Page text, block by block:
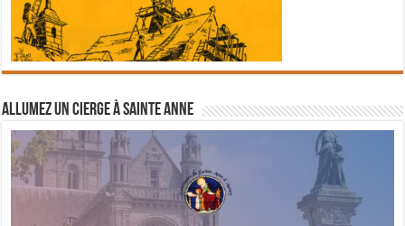
Allumez un cierge à Sainte Anne